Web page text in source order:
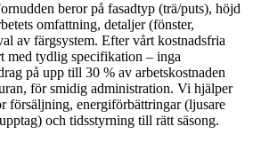
beror på fasadtyp (trä/puts), höjd
omfattning, detaljer (fönster,
av färgsystem. Efter vårt kostnadsfria
med tydlig specifikation – inga
på upp till 30 % av arbetskostnaden
för smidig administration. Vi hjälper
försäljning, energiförbättringar (ljusare
och tidsstyrning till rätt säsong.